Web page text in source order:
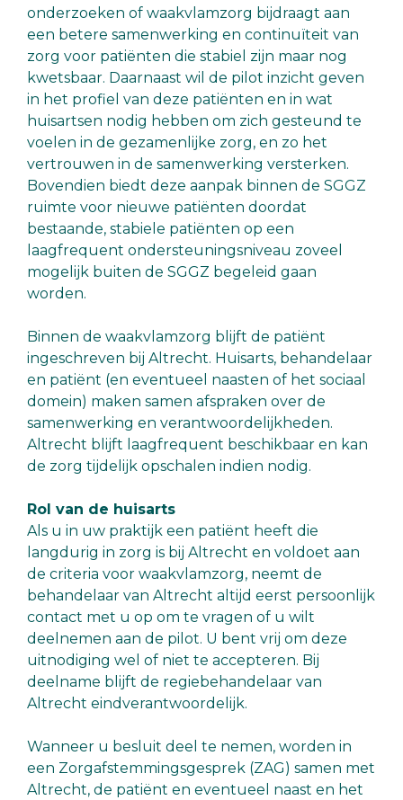
onderzoeken of waakvlamzorg bijdraagt aan
een betere samenwerking en continuïteit van
zorg voor patiënten die stabiel zijn maar nog
kwetsbaar. Daarnaast wil de pilot inzicht geven
in het profiel van deze patiënten en in wat
huisartsen nodig hebben om zich gesteund te
voelen in de gezamenlijke zorg, en zo het
vertrouwen in de samenwerking versterken.
Bovendien biedt deze aanpak binnen de SGGZ
ruimte voor nieuwe patiënten doordat
bestaande, stabiele patiënten op een
laagfrequent ondersteuningsniveau zoveel
mogelijk buiten de SGGZ begeleid gaan
worden.
Binnen de waakvlamzorg blijft de patiënt
ingeschreven bij Altrecht. Huisarts, behandelaar
en patiënt (en eventueel naasten of het sociaal
domein) maken samen afspraken over de
samenwerking en verantwoordelijkheden.
Altrecht blijft laagfrequent beschikbaar en kan
de zorg tijdelijk opschalen indien nodig.
Rol van de huisarts
Als u in uw praktijk een patiënt heeft die
langdurig in zorg is bij Altrecht en voldoet aan
de criteria voor waakvlamzorg, neemt de
behandelaar van Altrecht altijd eerst persoonlijk
contact met u op om te vragen of u wilt
deelnemen aan de pilot. U bent vrij om deze
uitnodiging wel of niet te accepteren. Bij
deelname blijft de regiebehandelaar van
Altrecht eindverantwoordelijk.
Wanneer u besluit deel te nemen, worden in
een Zorgafstemmingsgesprek (ZAG) samen met
Altrecht, de patiënt en eventueel naast en het